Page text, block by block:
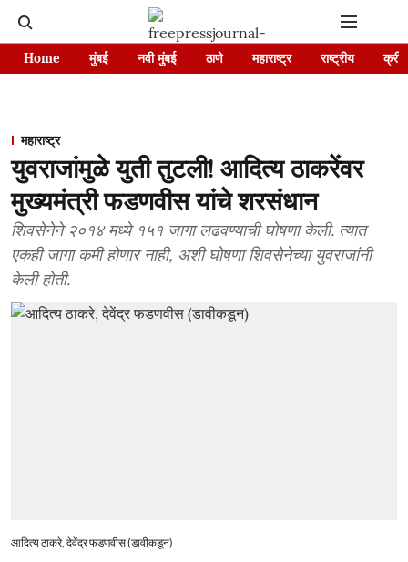
Home मुंबई नवी मुंबई ठाणे महाराष्ट्र राष्ट्रीय
महाराष्ट्र
युवराजांमुळे युती तुटली! आदित्य ठाकरेंवर
मुख्यमंत्री फडणवीस यांचे शरसंधान
शिवसेनेने २०१४ मध्ये १५१ जागा लढवण्याची घोषणा केली. त्यात
एकही जागा कमी होणार नाही, अशी घोषणा शिवसेनेच्या युवराजांनी
केली होती.
आदित्य ठाकरे, देवेंद्र फडणवीस (डावीकडून)